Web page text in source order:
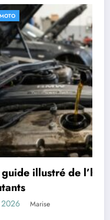
moteur pour les